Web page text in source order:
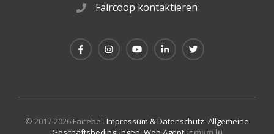
Faircoop kontaktieren
© 2017-2026 Fairebel. Impressum & Datenschutz. Allgemeine